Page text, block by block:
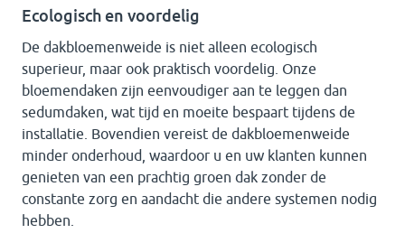
Ecologisch en voordelig
De dakbloemenweide is niet alleen ecologisch
superieur, maar ook praktisch voordelig. Onze
bloemendaken zijn eenvoudiger aan te leggen dan
sedumdaken, wat tijd en moeite bespaart tijdens de
installatie. Bovendien vereist de dakbloemenweide
minder onderhoud, waardoor u en uw klanten kunnen
genieten van een prachtig groen dak zonder de
constante zorg en aandacht die andere systemen nodig
hebben.